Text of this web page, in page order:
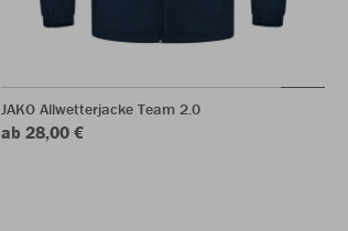
JAKO Allwetterjacke Team 2.0
ab 28,00 €